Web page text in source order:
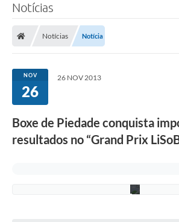
Notícias
Notícias Notícia
NOV
26
26 NOV 2013
Boxe de Piedade conquista
resultados no “Grand Prix
u
g